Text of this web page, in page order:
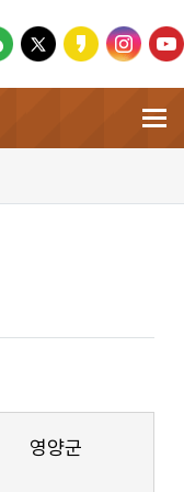
영양군